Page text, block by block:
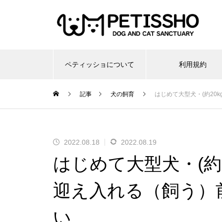
ペティッショについて 利用規約
記事 犬の飼育 はじめて大型犬・(約
2022.08.18 2022.08.19
はじめて大型犬・(
迎え入れる（飼う
い